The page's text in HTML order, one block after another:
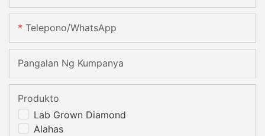
Telepono/WhatsApp
Pangalan Ng Kumpanya
Lab Grown Diamond
Alahas
Produkto